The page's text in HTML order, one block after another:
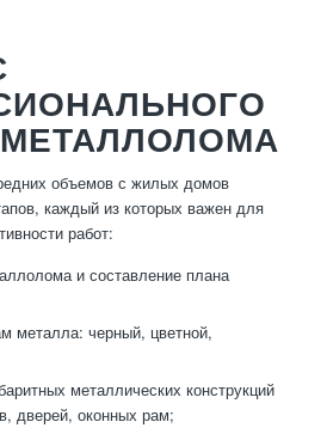
объемов с жилых домов
каждый из которых важен для
работ:
и составление плана
металла: черный, цветной,
металлических конструкций
дверей, оконных рам;